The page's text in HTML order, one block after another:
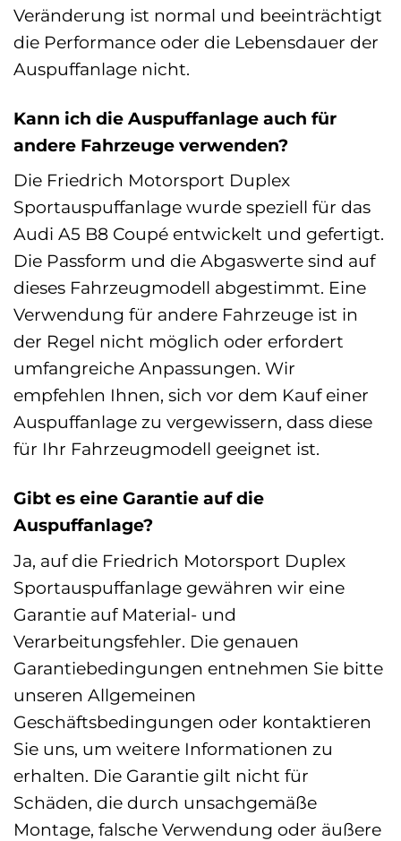
Veränderung ist normal und beeinträchtigt
die Performance oder die Lebensdauer der
Auspuffanlage nicht.
Kann ich die Auspuffanlage auch für
andere Fahrzeuge verwenden?
Die Friedrich Motorsport Duplex
Sportauspuffanlage wurde speziell für das
Audi A5 B8 Coupé entwickelt und gefertigt.
Die Passform und die Abgaswerte sind auf
dieses Fahrzeugmodell abgestimmt. Eine
Verwendung für andere Fahrzeuge ist in
der Regel nicht möglich oder erfordert
umfangreiche Anpassungen. Wir
empfehlen Ihnen, sich vor dem Kauf einer
Auspuffanlage zu vergewissern, dass diese
für Ihr Fahrzeugmodell geeignet ist.
Gibt es eine Garantie auf die
Auspuffanlage?
Ja, auf die Friedrich Motorsport Duplex
Sportauspuffanlage gewähren wir eine
Garantie auf Material- und
Verarbeitungsfehler. Die genauen
Garantiebedingungen entnehmen Sie bitte
unseren Allgemeinen
Geschäftsbedingungen oder kontaktieren
Sie uns, um weitere Informationen zu
erhalten. Die Garantie gilt nicht für
Schäden, die durch unsachgemäße
Montage, falsche Verwendung oder äußere